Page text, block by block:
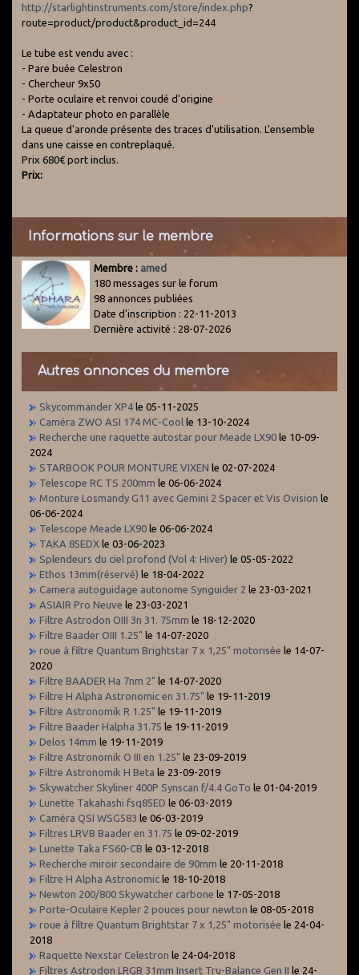
http://starlightinstruments.com/store/index.php?
route=product/product&product_id=244
Le tube est vendu avec :
- Pare buée Celestron
- Chercheur 9x50
- Porte oculaire et renvoi coudé d'origine
- Adaptateur photo en parallèle
La queue d'aronde présente des traces d'utilisation. L'ensemble
dans une caisse en contreplaqué.
Prix 680€ port inclus.
Prix:
Informations sur le membre
Membre : amed
180 messages sur le forum
98 annonces publiées
Date d'inscription : 22-11-2013
Dernière activité : 28-07-2026
Autres annonces du membre
Skycommander XP4 le 05-11-2025
Caméra ZWO ASI 174 MC-Cool le 13-10-2024
Recherche une raquette autostar pour Meade LX90 le 10-09-
2024
STARBOOK POUR MONTURE VIXEN le 02-07-2024
Telescope RC TS 200mm le 06-06-2024
Monture Losmandy G11 avec Gemini 2 Spacer et Vis Ovision le
06-06-2024
Telescope Meade LX90 le 06-06-2024
TAKA 85EDX le 03-06-2023
Splendeurs du ciel profond (Vol 4: Hiver) le 05-05-2022
Ethos 13mm(réservé) le 18-04-2022
Camera autoguidage autonome Synguider 2 le 23-03-2021
ASIAIR Pro Neuve le 23-03-2021
Filtre Astrodon OIII 3n 31. 75mm le 18-12-2020
Filtre Baader OIII 1.25" le 14-07-2020
roue à filtre Quantum Brightstar 7 x 1,25" motorisée le 14-07-
2020
Filtre BAADER Ha 7nm 2" le 14-07-2020
Filtre H Alpha Astronomic en 31.75" le 19-11-2019
Filtre Astronomik R 1.25" le 19-11-2019
Filtre Baader Halpha 31.75 le 19-11-2019
Delos 14mm le 19-11-2019
Filtre Astronomik O III en 1.25" le 23-09-2019
Filtre Astronomik H Beta le 23-09-2019
Skywatcher Skyliner 400P Synscan f/4.4 GoTo le 01-04-2019
Lunette Takahashi fsq85ED le 06-03-2019
Caméra QSI WSG583 le 06-03-2019
Filtres LRVB Baader en 31.75 le 09-02-2019
Lunette Taka FS60-CB le 03-12-2018
Recherche miroir secondaire de 90mm le 20-11-2018
Filtre H Alpha Astronomic le 18-10-2018
Newton 200/800 Skywatcher carbone le 17-05-2018
Porte-Oculaire Kepler 2 pouces pour newton le 08-05-2018
roue à filtre Quantum Brightstar 7 x 1,25" motorisée le 24-04-
2018
Raquette Nexstar Celestron le 24-04-2018
Filtres Astrodon LRGB 31mm Insert Tru-Balance Gen II le 24-